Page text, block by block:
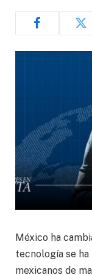
México ha
tecnología se ha
mexicanos de